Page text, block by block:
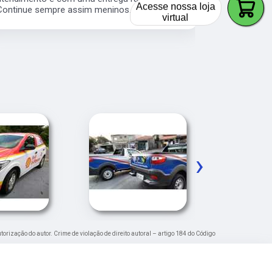
sempre assim meninos.
os serviço
veículos
›
do autor. Crime de violação de direito autoral – artigo 184 do Código
Acesse nossa loja
virtual